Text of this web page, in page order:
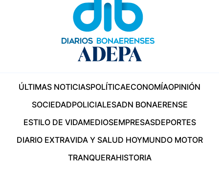
ÚLTIMAS NOTICIASPOLÍTICAECONOMÍAOPINIÓN
SOCIEDADPOLICIALESADN BONAERENSE
ESTILO DE VIDAMEDIOSEMPRESASDEPORTES
DIARIO EXTRAVIDA Y SALUD HOYMUNDO MOTOR
TRANQUERAHISTORIA